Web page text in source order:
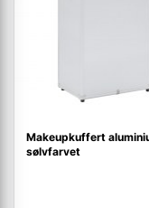
Makeupkuffert
sølvfarvet